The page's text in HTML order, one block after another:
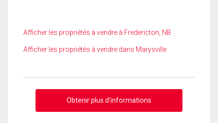
Afficher les propriétés à vendre à Fredericton, NB
Afficher les propriétés à vendre dans Marysville
Obtenir plus d'informations